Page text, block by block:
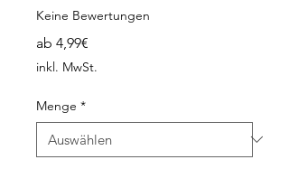
Keine Bewertungen
ab 4,99€
Preis
inkl. MwSt.
Menge *